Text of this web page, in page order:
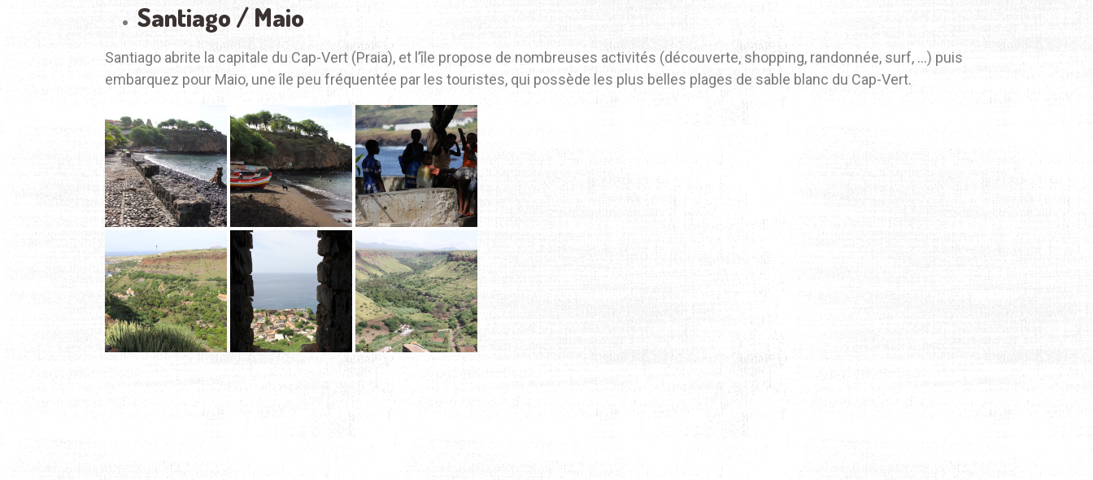
Santiago / Maio
Santiago abrite la capitale du Cap-Vert (Praia), et l’île propose de nombreuses activités (découverte, shopping, randonnée, surf, …) puis
embarquez pour Maio, une île peu fréquentée par les touristes, qui possède les plus belles plages de sable blanc du Cap-Vert.